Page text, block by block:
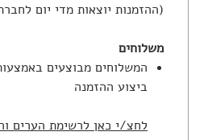
(ההזמנות יוצאות מדי יום
משלוחים
המשלוחים מבוצעים
ביצוע ההזמנה
לחצ/י כאן לרשימת הערים